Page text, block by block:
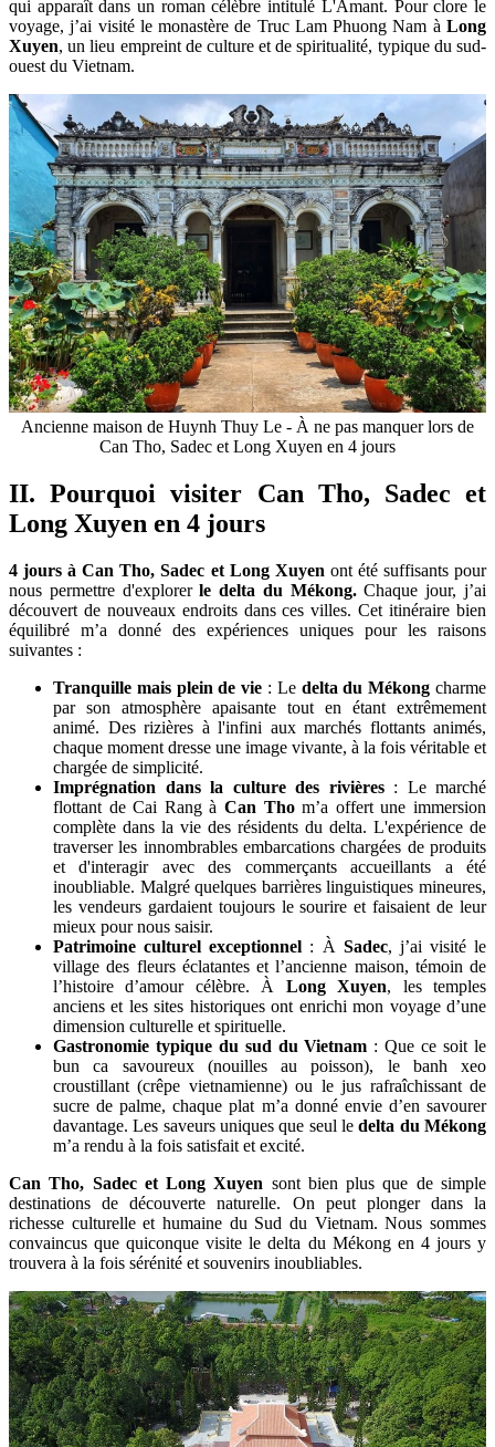
qui apparaît dans un roman célèbre intitulé L'Amant. Pour clore le
voyage, j’ai visité le monastère de Truc Lam Phuong Nam à Long
Xuyen, un lieu empreint de culture et de spiritualité, typique du sud-
ouest du Vietnam.
Ancienne maison de Huynh Thuy Le - À ne pas manquer lors de
Can Tho, Sadec et Long Xuyen en 4 jours
II. Pourquoi visiter Can Tho, Sadec et
Long Xuyen en 4 jours
4 jours à Can Tho, Sadec et Long Xuyen ont été suffisants pour
nous permettre d'explorerle delta du Mékong.Chaque jour, j’ai
découvert de nouveaux endroits dans ces villes. Cet itinéraire bien
équilibré m’a donné des expériences uniques pour les raisons
suivantes :
Tranquille mais plein de vie : Ledelta du Mékong charme
par son atmosphère apaisante tout en étant extrêmement
animé. Des rizières à l'infini aux marchés flottants animés,
chaque moment dresse une image vivante, à la fois véritable et
chargée de simplicité.
Imprégnation dans la culture des rivières: Le marché
flottant de Cai Rang à Can Thom’a offert une immersion
complète dans la vie des résidents du delta. L'expérience de
traverser les innombrables embarcations chargées de produits
et d'interagir avec des commerçants accueillants a été
inoubliable. Malgré quelques barrières linguistiques mineures,
les vendeurs gardaient toujours le sourire et faisaient de leur
mieux pour nous saisir.
Patrimoine culturel exceptionnel : À Sadec, j’ai visité le
village des fleurs éclatantes et l’ancienne maison, témoin de
l’histoire d’amour célèbre. À Long Xuyen, les temples
anciens et les sites historiques ont enrichi mon voyage d’une
dimension culturelle et spirituelle.
Gastronomie typique du sud du Vietnam : Que ce soit le
bun ca savoureux (nouilles au poisson), le banh xeo
croustillant (crêpe vietnamienne) ou le jus rafraîchissant de
sucre de palme, chaque plat m’a donné envie d’en savourer
davantage. Les saveurs uniques que seul ledelta du Mékong
m’a rendu à la fois satisfait et excité.
Can Tho, Sadec et Long Xuyen sont bien plus que de simple
destinations de découverte naturelle. On peut plonger dans la
richesse culturelle et humaine du Sud du Vietnam. Nous sommes
convaincus que quiconque visite le delta du Mékong en 4 jours y
trouvera à la fois sérénité et souvenirs inoubliables.